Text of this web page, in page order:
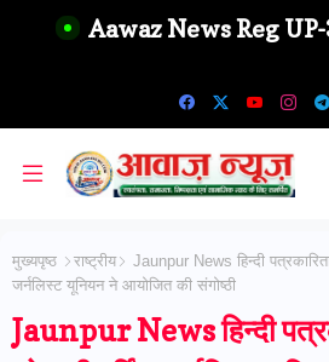
Aawaz News Reg
मुख्यपृष्ठ राष्ट्रीय
Jaunpur News हिन्दी
जर्नलिस्ट यूनियन ने आयोजित की संगोष्ठी
Jaunpur News हिन्दी